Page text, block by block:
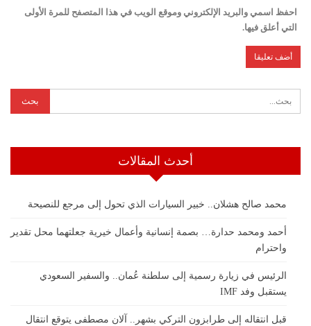
احفظ اسمي والبريد الإلكتروني وموقع الويب في هذا المتصفح للمرة الأولى
التي أعلق فيها.
أحدث المقالات
محمد صالح هشلان.. خبير السيارات الذي تحول إلى مرجع للنصيحة
أحمد ومحمد حدارة… بصمة إنسانية وأعمال خيرية جعلتهما محل تقدير
واحترام
الرئيس في زيارة رسمية إلى سلطنة عُمان.. والسفير السعودي
يستقبل وفد IMF
قبل انتقاله إلى طرابزون التركي بشهر.. آلان مصطفى يتوقع انتقال